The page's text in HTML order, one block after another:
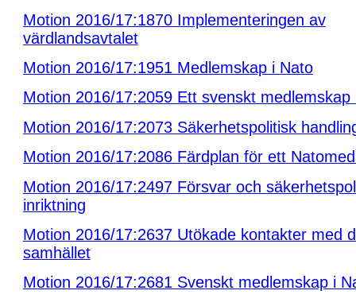
Motion 2016/17:1870 Implementeringen av
värdlandsavtalet
Motion 2016/17:1951 Medlemskap i Nato
Motion 2016/17:2059 Ett svenskt medlemskap
Motion 2016/17:2073 Säkerhetspolitisk
Motion 2016/17:2086 Färdplan för ett
Motion 2016/17:2497 Försvar och
inriktning
Motion 2016/17:2637 Utökade kontakter med
samhället
Motion 2016/17:2681 Svenskt medlemskap i